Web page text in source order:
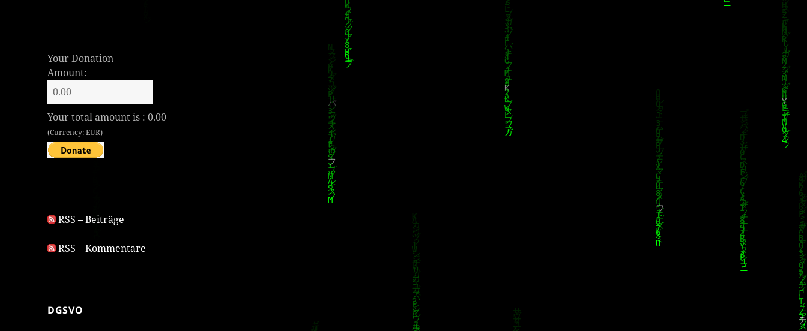
Your Donation
Amount:
Your total amount is :0.00
(Currency: EUR)
RSS – Beiträge
RSS – Kommentare
DGSVO